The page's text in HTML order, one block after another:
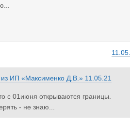
из ИП «Максименко Д.В.» 11.05.21
с 01июня открываются границы.
- не знаю...